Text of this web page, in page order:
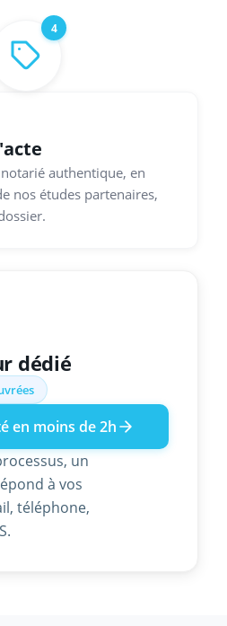
4
authentique, en
nos études partenaires,
dédié
en moins de 2h
un
à vos
téléphone,